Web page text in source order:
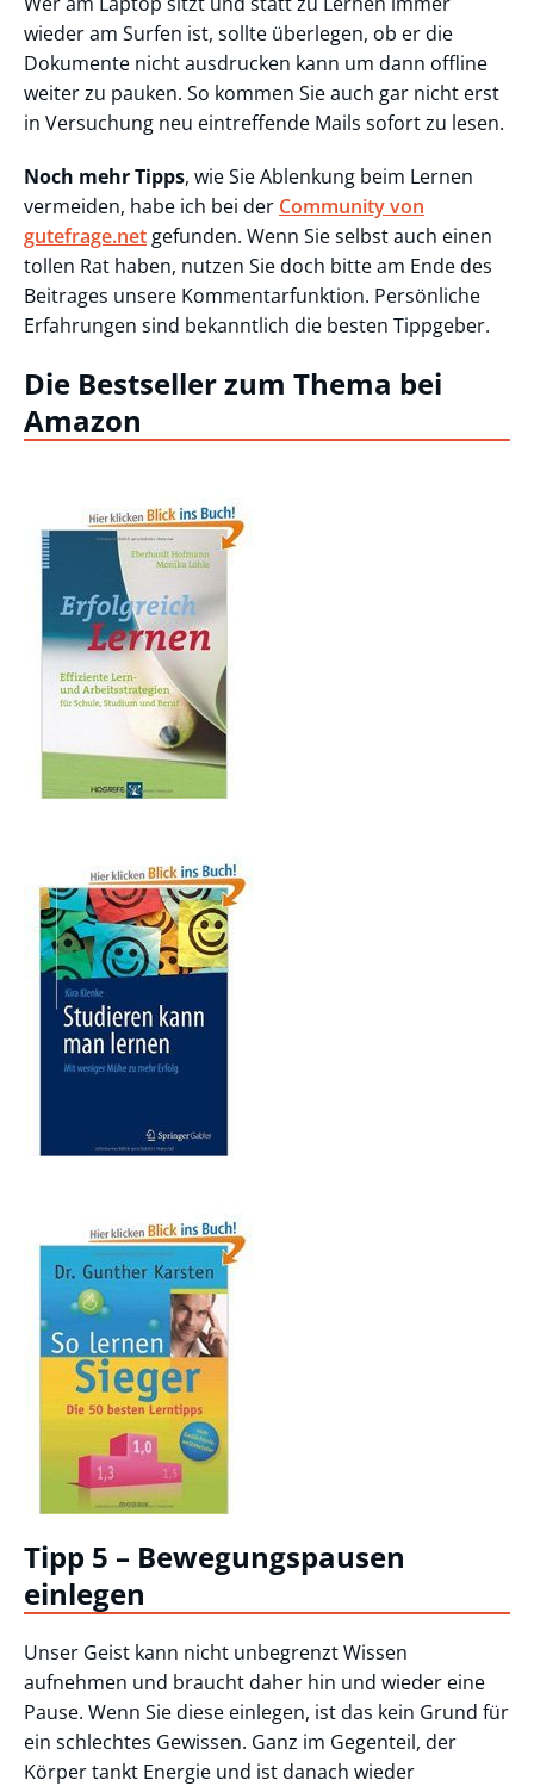
wieder am Surfen ist, sollte überlegen, ob er die
Dokumente nicht ausdrucken kann um dann offline
weiter zu pauken. So kommen Sie auch gar nicht erst
in Versuchung neu eintreffende Mails sofort zu lesen.
Noch mehr Tipps, wie Sie Ablenkung beim Lernen
vermeiden, habe ich bei der Community von
gutefrage.net gefunden. Wenn Sie selbst auch einen
tollen Rat haben, nutzen Sie doch bitte am Ende des
Beitrages unsere Kommentarfunktion. Persönliche
Erfahrungen sind bekanntlich die besten Tippgeber.
Die Bestseller zum Thema bei
Amazon
Tipp 5 – Bewegungspausen
einlegen
Unser Geist kann nicht unbegrenzt Wissen
aufnehmen und braucht daher hin und wieder eine
Pause. Wenn Sie diese einlegen, ist das kein Grund für
ein schlechtes Gewissen. Ganz im Gegenteil, der
Körper tankt Energie und ist danach wieder